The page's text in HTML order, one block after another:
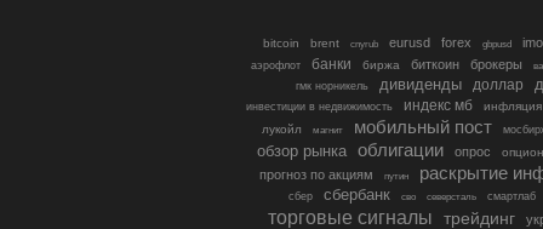
bitcoin brent cnyrub eurusd forex gbpusd
аэрофлот банки биржа биткоин брокеры
гмк норникель
дивиденды доллар
инвестиции в недвижимость индекс мб
инфляция
лукойл
магнит мобильный пост
обзор рынка облигации опрос
прогноз по акциям путин раскрытие
сбер сбербанк сво северсталь смартлаб
торговые сигналы трейдинг